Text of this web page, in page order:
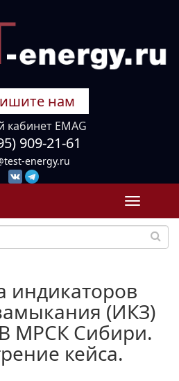
нам
EMAG
909-21-61
energy.ru
Toggle
индикаторов
(ИКЗ)
МРСК Сибири.
кейса.